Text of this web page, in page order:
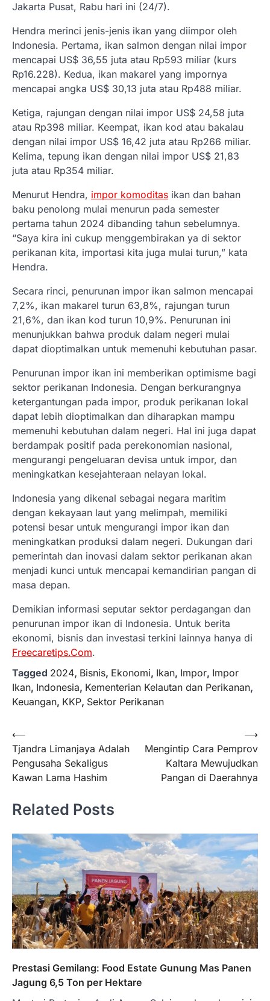
Jakarta Pusat, Rabu hari ini (24/7).
Hendra merinci jenis-jenis ikan yang diimpor oleh
Indonesia. Pertama, ikan salmon dengan nilai impor
mencapai US$ 36,55 juta atau Rp593 miliar (kurs
Rp16.228). Kedua, ikan makarel yang impornya
mencapai angka US$ 30,13 juta atau Rp488 miliar.
Ketiga, rajungan dengan nilai impor US$ 24,58 juta
atau Rp398 miliar. Keempat, ikan kod atau bakalau
dengan nilai impor US$ 16,42 juta atau Rp266 miliar.
Kelima, tepung ikan dengan nilai impor US$ 21,83
juta atau Rp354 miliar.
Menurut Hendra, impor komoditas ikan dan bahan
baku penolong mulai menurun pada semester
pertama tahun 2024 dibanding tahun sebelumnya.
“Saya kira ini cukup menggembirakan ya di sektor
perikanan kita, importasi kita juga mulai turun,” kata
Hendra.
Secara rinci, penurunan impor ikan salmon mencapai
7,2%, ikan makarel turun 63,8%, rajungan turun
21,6%, dan ikan kod turun 10,9%. Penurunan ini
menunjukkan bahwa produk dalam negeri mulai
dapat dioptimalkan untuk memenuhi kebutuhan pasar.
Penurunan impor ikan ini memberikan optimisme bagi
sektor perikanan Indonesia. Dengan berkurangnya
ketergantungan pada impor, produk perikanan lokal
dapat lebih dioptimalkan dan diharapkan mampu
memenuhi kebutuhan dalam negeri. Hal ini juga dapat
berdampak positif pada perekonomian nasional,
mengurangi pengeluaran devisa untuk impor, dan
meningkatkan kesejahteraan nelayan lokal.
Indonesia yang dikenal sebagai negara maritim
dengan kekayaan laut yang melimpah, memiliki
potensi besar untuk mengurangi impor ikan dan
meningkatkan produksi dalam negeri. Dukungan dari
pemerintah dan inovasi dalam sektor perikanan akan
menjadi kunci untuk mencapai kemandirian pangan di
masa depan.
Demikian informasi seputar sektor perdagangan dan
penurunan impor ikan di Indonesia. Untuk berita
ekonomi, bisnis dan investasi terkini lainnya hanya di
Freecaretips.Com.
Tagged 2024, Bisnis, Ekonomi, Ikan, Impor, Impor
Ikan, Indonesia, Kementerian Kelautan dan Perikanan,
Keuangan, KKP, Sektor Perikanan
Navigasi
pos
⟵
Tjandra Limanjaya Adalah
Pengusaha Sekaligus
Kawan Lama Hashim
Mengintip Cara Pemprov
Kaltara Mewujudkan
Pangan di Daerahnya
⟶
Related Posts
Prestasi Gemilang: Food Estate Gunung Mas Panen
Jagung 6,5 Ton per Hektare